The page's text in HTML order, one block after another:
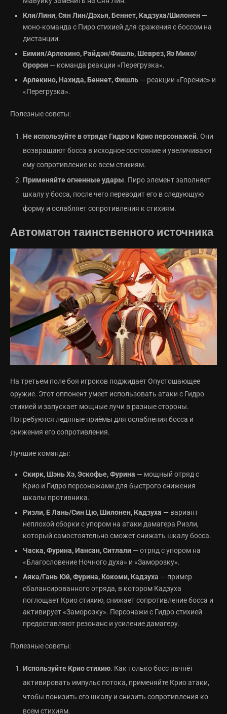
Кли/Лини, Сян Лин/Дэхья, Беннет, Кадзуха/Шилонен —
моно-команда с Пиро стихией для сражения с боссом на
дистанции.
Еимия/Арлекино, Райдэн/Фишль, Шеврез, Яэ Мико/
Оророн — команда реакции «Перегрузка».
Арлекино, Нахида, Беннет, Фишль — реакции «Горение» и
«Перегрузка».
Полезные советы:
Не используйте в отряде Гидро и Крио персонажей. Они
возвращают босса в исходное состояние и увеличивают
ему сопротивление ко всем стихиям.
Применяйте огненные удары. Пиро элемент заполняет
шкалу у босса, после чего переводит его в следующую
форму и ослабляет сопротивления к стихиям.
Автоматон таинственного источника
На третьем поле боя игроков поджидает Опустошающее
оружие. Этот оппонент умеет использовать атаки с Гидро
стихией и запускает мощные лучи в разные стороны.
Потребуются ледяные приёмы для ослабления босса и
снижения его сопротивления.
Лучшие команды:
Скирк, Шэнь Хэ, Эскофье, Фурина — мощный отряд с
Крио и Гидро персонажами для быстрого снижения
шкалы противника.
Ризли, Е Лань/Син Цю, Шилонен, Кадзуха — вариант
неплохой сборки с упором на атаки дамагера Ризли,
который самостоятельно сможет снижать шкалу босса.
Часка, Фурина, Иансан, Ситлали — отряд с упором на
«Благословение Ночного духа» и «Заморозку».
Аяка/Гань Юй, Фурина, Кокоми, Кадзуха — пример
сбалансированного отряда, в котором Кадзуха
поглощает Крио стихию, снижает сопротивление босса и
активирует «Заморозку». Персонажи с Гидро стихией
предоставляют резонанс и усиление дамагеру.
Полезные советы:
Используйте Крио стихию. Как только босс начнёт
активировать импульс потока, применяйте Крио атаки,
чтобы понизить его шкалу и снизить сопротивления ко
всем стихиям.